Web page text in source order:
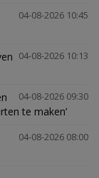
04-08-2026 10:45
04-08-2026 10:13
04-08-2026 09:30
te maken’
04-08-2026 08:00